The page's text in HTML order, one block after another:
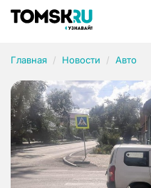
Главная Новости Авто